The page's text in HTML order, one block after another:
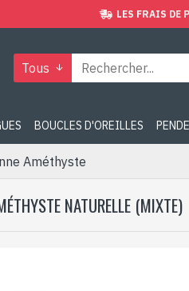
LES FRAIS DE
Tous
BOUCLES D'OREILLES
Améthyste
NATURELLE (MIXTE)